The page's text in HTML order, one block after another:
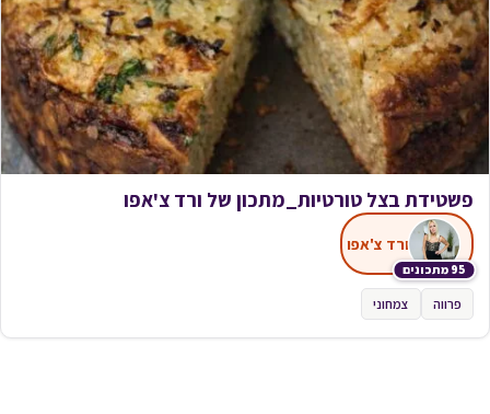
פשטידת בצל טורטיות_מתכון של ורד צ'אפו
95 מתכונים
ורד צ'אפו
פרווה צמחוני